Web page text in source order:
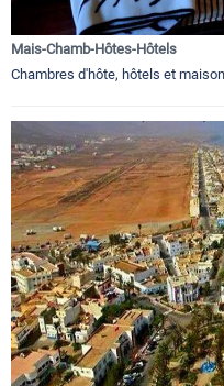
Mais-Chamb-Hôtes-Hôtels
Chambres d'hôte, hôtels et